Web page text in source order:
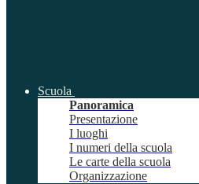
Scuola
Panoramica
Presentazione
I luoghi
I numeri della scuola
Le carte della scuola
Organizzazione